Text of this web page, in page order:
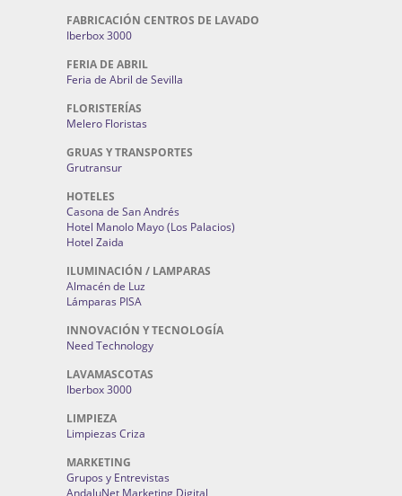
FABRICACIÓN CENTROS DE LAVADO
Iberbox 3000
FERIA DE ABRIL
Feria de Abril de Sevilla
FLORISTERÍAS
Melero Floristas
GRUAS Y TRANSPORTES
Grutransur
HOTELES
Casona de San Andrés
Hotel Manolo Mayo (Los Palacios)
Hotel Zaida
ILUMINACIÓN / LAMPARAS
Almacén de Luz
Lámparas PISA
INNOVACIÓN Y TECNOLOGÍA
Need Technology
LAVAMASCOTAS
Iberbox 3000
LIMPIEZA
Limpiezas Criza
MARKETING
Grupos y Entrevistas
AndaluNet Marketing Digital